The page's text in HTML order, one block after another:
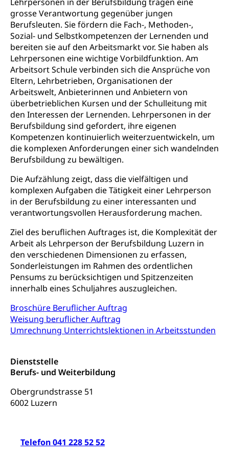
grosse Verantwortung gegenüber jungen
Berufsleuten. Sie fördern die Fach-, Methoden-,
Sozial- und Selbstkompetenzen der Lernenden und
bereiten sie auf den Arbeitsmarkt vor. Sie haben als
Lehrpersonen eine wichtige Vorbildfunktion. Am
Arbeitsort Schule verbinden sich die Ansprüche von
Eltern, Lehrbetrieben, Organisationen der
Arbeitswelt, Anbieterinnen und Anbietern von
überbetrieblichen Kursen und der Schulleitung mit
den Interessen der Lernenden. Lehrpersonen in der
Berufsbildung sind gefordert, ihre eigenen
Kompetenzen kontinuierlich weiterzuentwickeln, um
die komplexen Anforderungen einer sich wandelnden
Berufsbildung zu bewältigen.
Die Aufzählung zeigt, dass die vielfältigen und
komplexen Aufgaben die Tätigkeit einer Lehrperson
in der Berufsbildung zu einer interessanten und
verantwortungsvollen Herausforderung machen.
Ziel des beruflichen Auftrages ist, die Komplexität der
Arbeit als Lehrperson der Berufsbildung Luzern in
den verschiedenen Dimensionen zu erfassen,
Sonderleistungen im Rahmen des ordentlichen
Pensums zu berücksichtigen und Spitzenzeiten
innerhalb eines Schuljahres auszugleichen.
Broschüre Beruflicher Auftrag
Weisung beruflicher Auftrag
Umrechnung Unterrichtslektionen in Arbeitsstunden
Dienststelle
Berufs- und Weiterbildung
Obergrundstrasse 51
6002 Luzern
Telefon 041 228 52 52
Gesundheitsmittelschule
Informatikmittelschule
Wirtschaftsmittelschule
FMS und Vollzeitschulen mit BM
Sekundarschule
Schulpflicht
Kindergarten & Basisstufe
Förderangebote
Sonderschulung
Musikschulen
Schulferien
Früherziehung
Schuldienste
Betreuungsangebote
Schulliste
Heilpädagogische Schulen
Freiwilliger Schulsport
Stipendien Universität Luzern unilu
Finanzielle Unterstützung für Ausbildung
Pflege HF oder Studium Pflege FH
Fachstelle Stipendien (beruf.lu.ch)
Studienbeiträge Höhere Berufsbildung
Finanzielle Unterstützung Pädagogische
Hochschule PHLU
Stipendien Hochschule Luzern hslu
Universität
Technische Hochschule, Studium,
Hochschulstudium, Universitätsstudium,
universitäre Ausbildung, akademische Ausbildung,
Hochschulbildung, Hochschule, universitäre
Hochschule, Bachelor, Master, Doktorat,
Weiterbildung, Forschung, Entwicklung,
Dienstleistungen, Hochschule Luzern,
Fachhochschule Zentralschweiz, HSLU,
Pädagogische Hochschule Luzern, PH Luzern, UniLU,
swissuniversities (Dachorganisation der Schweizer
Hochschulen)
swissuniversities
Universität Luzern
Fachstelle Hochschulbildung
Vorschule
Kindergarten, Kinderkrippe, Krippe, Kinderhort,
Freiwilliges Kindergarten Jahr
Kinderbetreuung
Freiwilliges Kindergarten Jahr
Frühe Sprachförderung
Kindergarten & Basisstufe
Frühe Förderung
Konsumentenschutz
Konsumentenrechte, Produktsicherheit,
Preisüberwachung, Preisüberwacher,
Konsumentenorganisation, parallele Einfuhr,
regionale Erschöpfung, nationale Erschöpfung,
internationale Erschöpfung, Preisabsprache, Kartell,
Cassis-deDijon-Prinzip
Lebensmittelkontrolle und
Krankenversicherung
Krankheit, Unfall, Prämienverbilligung,
Krankenkasse
Krankenversicherung (WAS Luzern)
Luzern)
Lebensmittelsicherheit
Trinkwasser
Prävention